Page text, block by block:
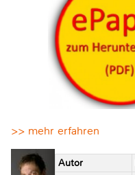
>> mehr erfahren
Autor